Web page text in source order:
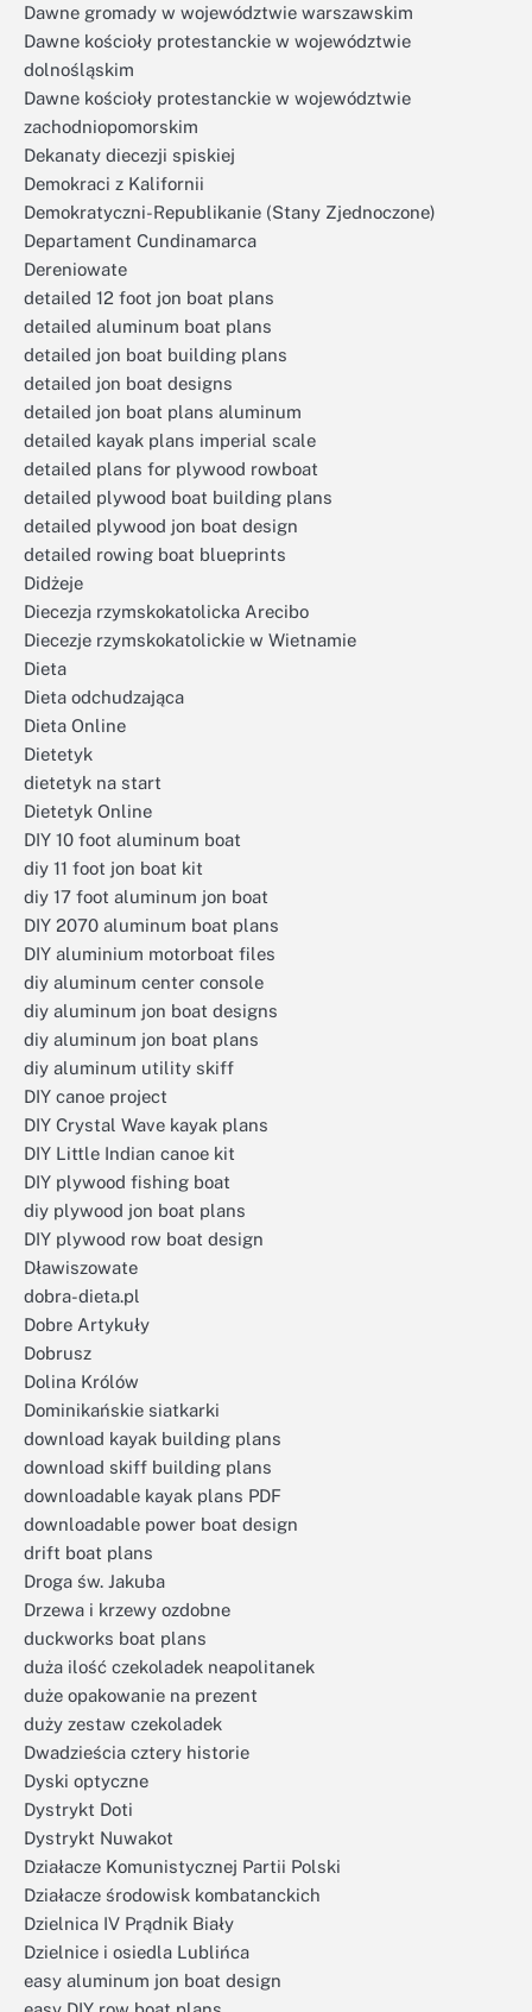
Dawne gromady w województwie warszawskim
Dawne kościoły protestanckie w województwie
dolnośląskim
Dawne kościoły protestanckie w województwie
zachodniopomorskim
Dekanaty diecezji spiskiej
Demokraci z Kalifornii
Demokratyczni-Republikanie (Stany Zjednoczone)
Departament Cundinamarca
Dereniowate
detailed 12 foot jon boat plans
detailed aluminum boat plans
detailed jon boat building plans
detailed jon boat designs
detailed jon boat plans aluminum
detailed kayak plans imperial scale
detailed plans for plywood rowboat
detailed plywood boat building plans
detailed plywood jon boat design
detailed rowing boat blueprints
Didżeje
Diecezja rzymskokatolicka Arecibo
Diecezje rzymskokatolickie w Wietnamie
Dieta
Dieta odchudzająca
Dieta Online
Dietetyk
dietetyk na start
Dietetyk Online
DIY 10 foot aluminum boat
diy 11 foot jon boat kit
diy 17 foot aluminum jon boat
DIY 2070 aluminum boat plans
DIY aluminium motorboat files
diy aluminum center console
diy aluminum jon boat designs
diy aluminum jon boat plans
diy aluminum utility skiff
DIY canoe project
DIY Crystal Wave kayak plans
DIY Little Indian canoe kit
DIY plywood fishing boat
diy plywood jon boat plans
DIY plywood row boat design
Dławiszowate
dobra-dieta.pl
Dobre Artykuły
Dobrusz
Dolina Królów
Dominikańskie siatkarki
download kayak building plans
download skiff building plans
downloadable kayak plans PDF
downloadable power boat design
drift boat plans
Droga św. Jakuba
Drzewa i krzewy ozdobne
duckworks boat plans
duża ilość czekoladek neapolitanek
duże opakowanie na prezent
duży zestaw czekoladek
Dwadzieścia cztery historie
Dyski optyczne
Dystrykt Doti
Dystrykt Nuwakot
Działacze Komunistycznej Partii Polski
Działacze środowisk kombatanckich
Dzielnica IV Prądnik Biały
Dzielnice i osiedla Lublińca
easy aluminum jon boat design